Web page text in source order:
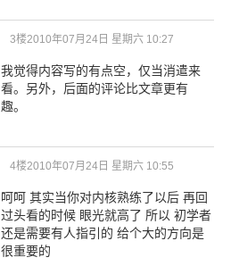
3楼2010年07月24日 星期六 10:27
我觉得内容写的有点空，仅当消遣来
看。另外，后面的评论比文章更有
趣。
4楼2010年07月24日 星期六 10:55
呵呵 其实当你对内核熟练了以后 再回
过头看的时候 眼光就高了 所以 初学者
还是需要有人指引的 给个大的方向是
很重要的